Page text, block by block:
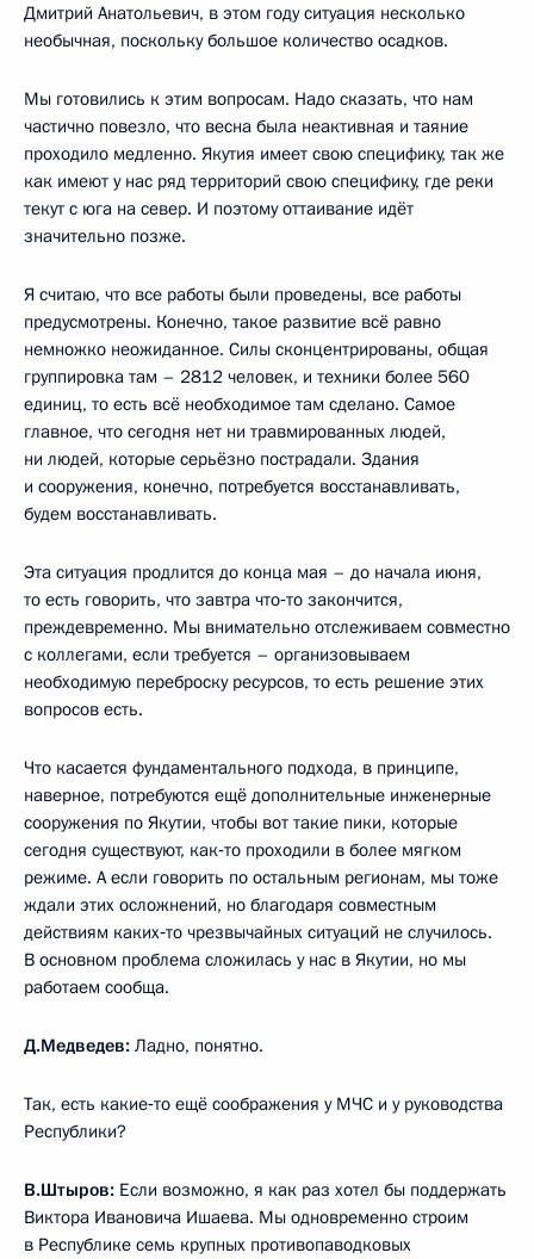
Дмитрий Анатольевич, в этом году ситуация несколько
необычная, поскольку большое количество осадков.
Мы готовились к этим вопросам. Надо сказать, что нам
частично повезло, что весна была неактивная и таяние
проходило медленно. Якутия имеет свою специфику, так же
как имеют у нас ряд территорий свою специфику, где реки
текут с юга на север. И поэтому оттаивание идёт
значительно позже.
Я считаю, что все работы были проведены, все работы
предусмотрены. Конечно, такое развитие всё равно
немножко неожиданное. Силы сконцентрированы, общая
группировка там – 2812 человек, и техники более 560
единиц, то есть всё необходимое там сделано. Самое
главное, что сегодня нет ни травмированных людей,
ни людей, которые серьёзно пострадали. Здания
и сооружения, конечно, потребуется восстанавливать,
будем восстанавливать.
Эта ситуация продлится до конца мая – до начала июня,
то есть говорить, что завтра что‑то закончится,
преждевременно. Мы внимательно отслеживаем совместно
с коллегами, если требуется – организовываем
необходимую переброску ресурсов, то есть решение этих
вопросов есть.
Что касается фундаментального подхода, в принципе,
наверное, потребуются ещё дополнительные инженерные
сооружения по Якутии, чтобы вот такие пики, которые
сегодня существуют, как‑то проходили в более мягком
режиме. А если говорить по остальным регионам, мы тоже
ждали этих осложнений, но благодаря совместным
действиям каких‑то чрезвычайных ситуаций не случилось.
В основном проблема сложилась у нас в Якутии, но мы
работаем сообща.
Д.Медведев: Ладно, понятно.
Так, есть какие‑то ещё соображения у МЧС и у руководства
Республики?
В.Штыров: Если возможно, я как раз хотел бы поддержать
Виктора Ивановича Ишаева. Мы одновременно строим
в Республике семь крупных противопаводковых